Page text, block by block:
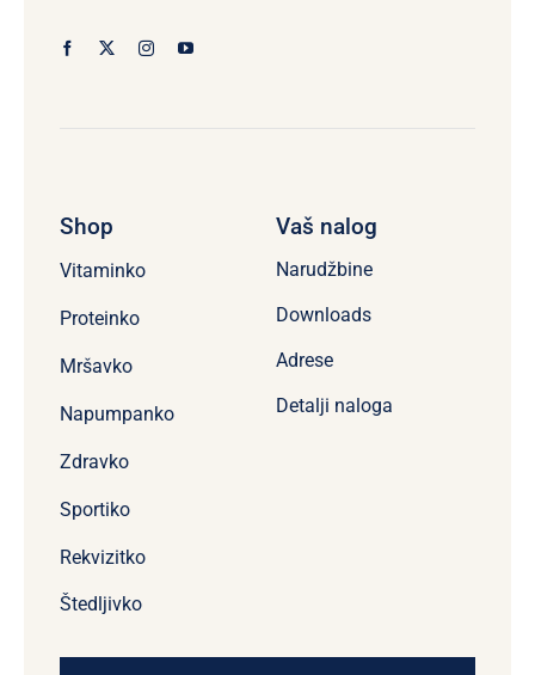
Shop
Vitaminko
Proteinko
Mršavko
Napumpanko
Zdravko
Sportiko
Rekvizitko
Štedljivko
Vaš nalog
Narudžbine
Downloads
Adrese
Detalji naloga